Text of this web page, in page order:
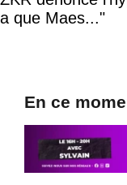
a que Maes..."
En ce